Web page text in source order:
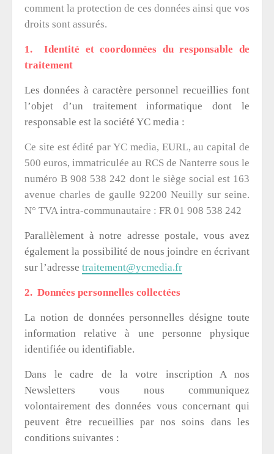
comment la protection de ces données ainsi que vos
droits sont assurés.
1. Identité et coordonnées du responsable de
traitement
Les données à caractère personnel recueillies font
l’objet d’un traitement informatique dont le
responsable est la société YC media :
Ce site est édité par YC media, EURL, au capital de
500 euros, immatriculée au RCS de Nanterre sous le
numéro B 908 538 242 dont le siège social est 163
avenue charles de gaulle 92200 Neuilly sur seine.
N° TVA intra-communautaire : FR 01 908 538 242
Parallèlement à notre adresse postale, vous avez
également la possibilité de nous joindre en écrivant
sur l’adresse traitement@ycmedia.fr
2. Données personnelles collectées
La notion de données personnelles désigne toute
information relative à une personne physique
identifiée ou identifiable.
Dans le cadre de la votre inscription A nos
Newsletters vous nous communiquez
volontairement des données vous concernant qui
peuvent être recueillies par nos soins dans les
conditions suivantes :